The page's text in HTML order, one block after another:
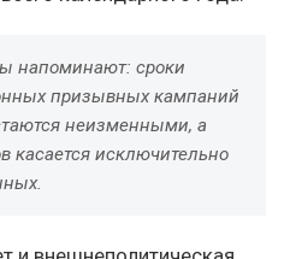
напоминают: сроки
призывных кампаний
неизменными, а
касается исключительно